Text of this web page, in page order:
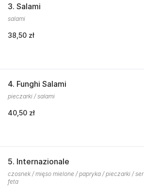
3. Salami
salami
38,50 zł
4. Funghi Salami
pieczarki / salami
40,50 zł
5. Internazionale
czosnek / mięso mielone / papryka / pieczarki / ser
feta